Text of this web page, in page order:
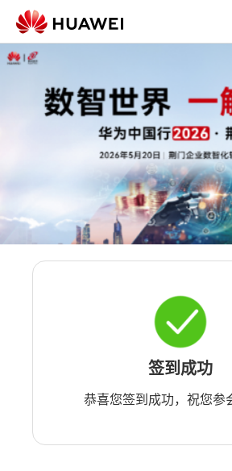
签到成功
恭喜您签到成功，祝您参